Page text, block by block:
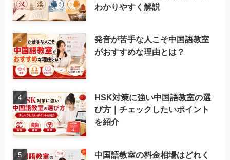
わかりやすく解説
発音が苦手な人こそ中国語教室
がおすすめな理由とは？
HSK対策に強い中国語教室の選
び方｜チェックしたいポイント
を紹介
中国語教室の料金相場はどれく